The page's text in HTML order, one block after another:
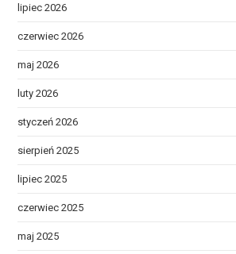
lipiec 2026
czerwiec 2026
maj 2026
luty 2026
styczeń 2026
sierpień 2025
lipiec 2025
czerwiec 2025
maj 2025